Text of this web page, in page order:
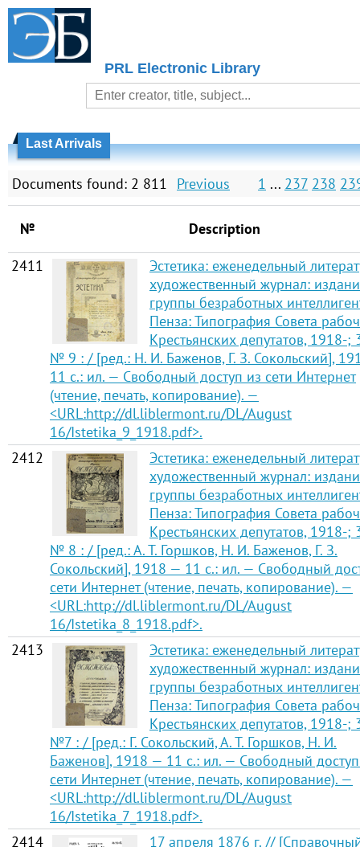
PRL Electronic Library
Last Arrivals
Documents found: 2 811 Previous 1 ... 237 238
№
Description
2411
Эстетика: еженедельный
художественный журнал:
группы безработных
Пенза: Типография Совета
Крестьянских депутатов, 1918-;
№ 9 : / [ред.: Н. И. Баженов, Г. З. Сокольский],
11 с.: ил. — Свободный доступ из сети Интернет
(чтение, печать, копирование). —
<URL:http://dl.liblermont.ru/DL/August
16/Istetika_9_1918.pdf>.
2412
Эстетика: еженедельный
художественный журнал:
группы безработных
Пенза: Типография Совета
Крестьянских депутатов, 1918-;
№ 8 : / [ред.: А. Т. Горшков, Н. И. Баженов, Г. З.
Сокольский], 1918 — 11 с.: ил. — Свободный
сети Интернет (чтение, печать, копирование). —
<URL:http://dl.liblermont.ru/DL/August
16/Istetika_8_1918.pdf>.
2413
Эстетика: еженедельный
художественный журнал:
группы безработных
Пенза: Типография Совета
Крестьянских депутатов, 1918-;
№7 : / [ред.: Г. Сокольский, А. Т. Горшков, Н. И.
Баженов], 1918 — 11 с.: ил. — Свободный
сети Интернет (чтение, печать, копирование). —
<URL:http://dl.liblermont.ru/DL/August
16/Istetika_7_1918.pdf>.
2414
17 апреля 1876 г. //